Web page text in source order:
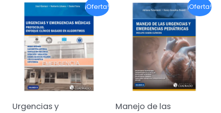
¡Oferta!
Urgencias y
¡Oferta!
Manejo de las